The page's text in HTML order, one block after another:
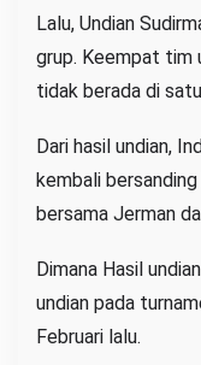
Lalu, Undian
grup. Keempat tim
tidak berada di
Dari hasil undian,
kembali
bersama Jerman
Dimana Hasil
undian pada
Februari lalu.